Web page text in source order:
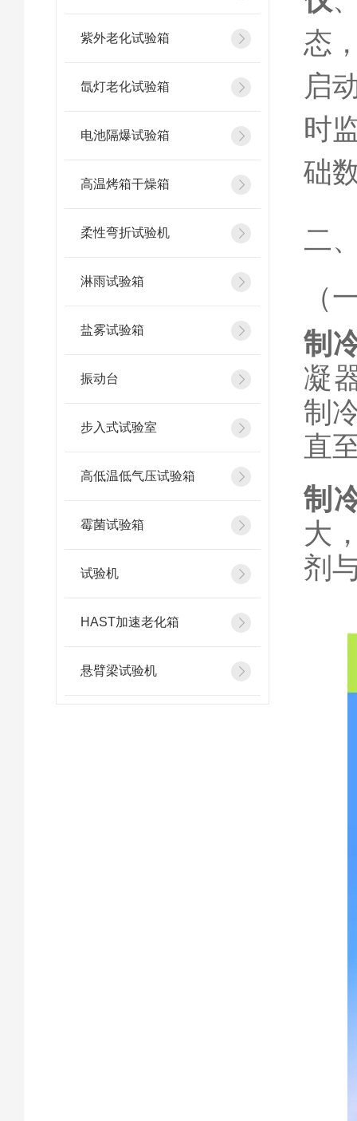
紫外老化试验箱
氙灯老化试验箱
电池隔爆试验箱
高温烤箱干燥箱
柔性弯折试验机
淋雨试验箱
盐雾试验箱
振动台
步入式试验室
高低温低气压试验箱
霉菌试验箱
试验机
HAST加速老化箱
悬臂梁试验机
态
启
时
础
二
（
制
凝
制
直
制
大
剂